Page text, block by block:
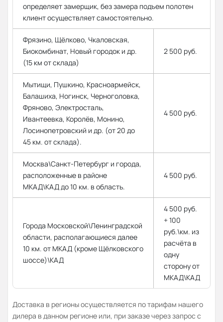
определяет замерщик, без замера подъем полотен
клиент осуществляет самостоятельно.
Фрязино, Щёлково, Чкаловская,
Биокомбинат, Новый городок и др.
(15 км от склада)
2 500 руб.
Мытищи, Пушкино, Красноармейск,
Балашиха, Ногинск, Черноголовка,
Фряново, Электросталь,
Ивантеевка, Королёв, Монино,
Лосинопетровский и др. (от 20 до
45 км. от склада).
4 500 руб.
Москва\Санкт-Петербург и города,
расположенные в районе
МКАД\КАД до 10 км. в область.
4 500 руб.
Города Московской\Ленинградской
области, располагающиеся далее
10 км. от МКАД (кроме Щёлковского
шоссе)\КАД
4 500 руб.
+ 100
руб.\км. из
расчёта в
одну
сторону от
МКАД\КАД
Доставка в регионы осуществляется по тарифам нашего
дилера в данном регионе или, при заказе через запрос с